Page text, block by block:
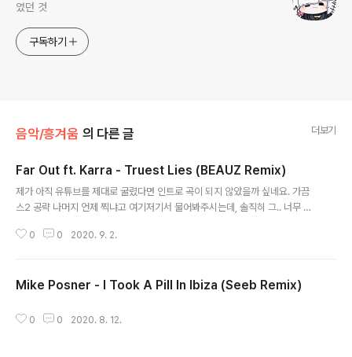
였던 것
구독하기
음악/흥겨움 의 다른 글 더보기
Far Out ft. Karra - Truest Lies (BEAUZ Remix)
제가 아직 유튜브를 제대로 굴렸다면 인트로 곡이 되지 않았을까 싶네요. 가끔
스2 공략 나머지 언제 찍냐고 여기저기서 물어봐주시는데, 솔직히 그.. 너무 귀
0 0 2020. 9. 2.
Mike Posner - I Took A Pill In Ibiza (Seeb Remix)
0 0 2020. 8. 12.